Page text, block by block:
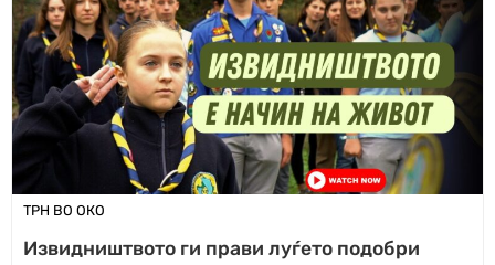
ТРН ВО ОКО
Извидништвото ги прави луѓето подобри